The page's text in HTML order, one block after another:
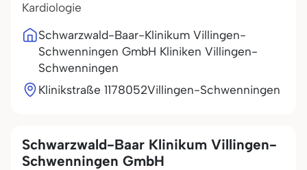
Kardiologie
Schwarzwald-Baar-Klinikum Villingen-
Schwenningen GmbH Kliniken Villingen-
Schwenningen
Klinikstraße 1178052Villingen-Schwenningen
Schwarzwald-Baar Klinikum Villingen-
Schwenningen GmbH